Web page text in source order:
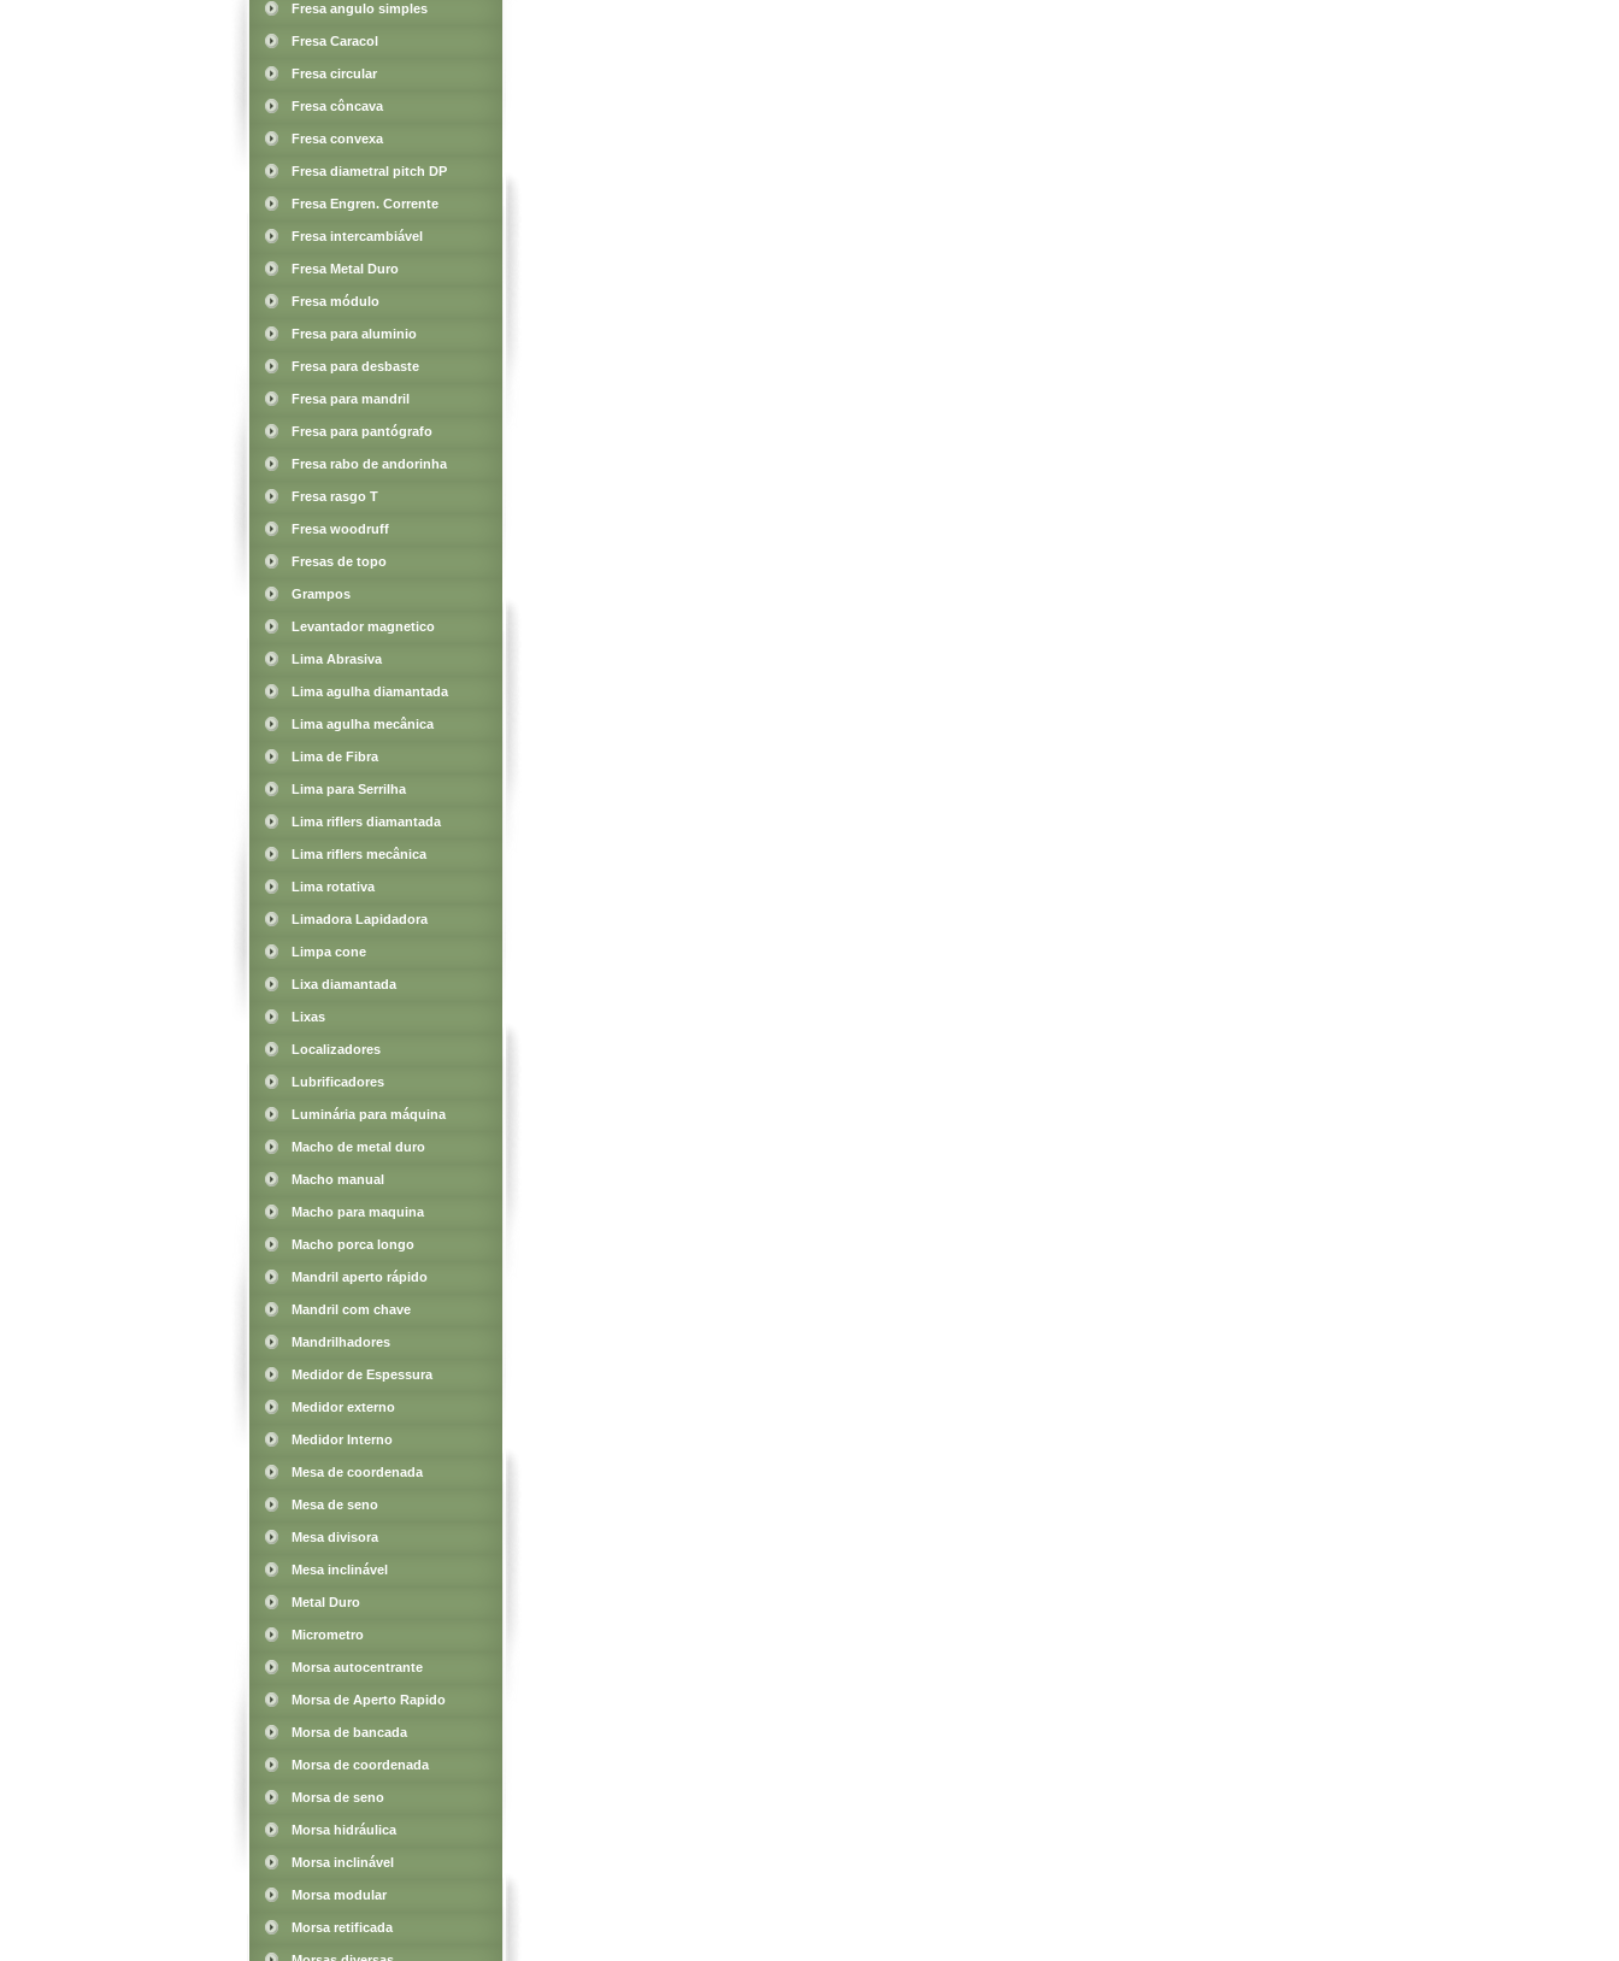
Fresa angulo simples
Fresa Caracol
Fresa circular
Fresa côncava
Fresa convexa
Fresa diametral pitch DP
Fresa Engren. Corrente
Fresa intercambiável
Fresa Metal Duro
Fresa módulo
Fresa para aluminio
Fresa para desbaste
Fresa para mandril
Fresa para pantógrafo
Fresa rabo de andorinha
Fresa rasgo T
Fresa woodruff
Fresas de topo
Grampos
Levantador magnetico
Lima Abrasiva
Lima agulha diamantada
Lima agulha mecânica
Lima de Fibra
Lima para Serrilha
Lima riflers diamantada
Lima riflers mecânica
Lima rotativa
Limadora Lapidadora
Limpa cone
Lixa diamantada
Lixas
Localizadores
Lubrificadores
Luminária para máquina
Macho de metal duro
Macho manual
Macho para maquina
Macho porca longo
Mandril aperto rápido
Mandril com chave
Mandrilhadores
Medidor de Espessura
Medidor externo
Medidor Interno
Mesa de coordenada
Mesa de seno
Mesa divisora
Mesa inclinável
Metal Duro
Micrometro
Morsa autocentrante
Morsa de Aperto Rapido
Morsa de bancada
Morsa de coordenada
Morsa de seno
Morsa hidráulica
Morsa inclinável
Morsa modular
Morsa retificada